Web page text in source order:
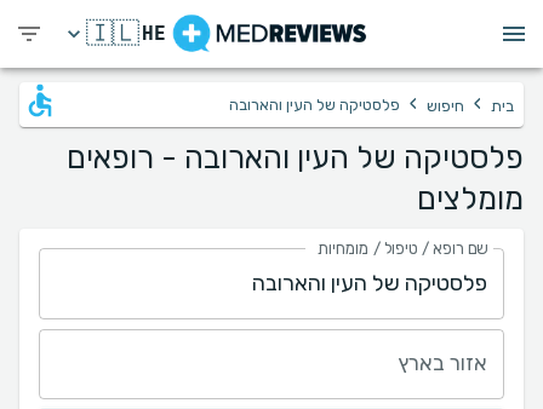
HE
🇮🇱
בית › חיפוש › פלסטיקה של העין והארובה
פלסטיקה של העין והארובה - רופאים
מומלצים
שם רופא / טיפול / מומחיות
אזור בארץ